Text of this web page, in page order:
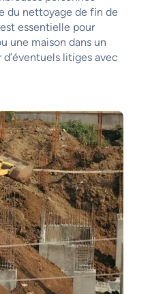
du nettoyage de fin de
essentielle pour
une maison dans un
litiges avec